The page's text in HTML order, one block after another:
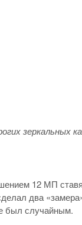
зеркальных
12 МП
два
был случайным.